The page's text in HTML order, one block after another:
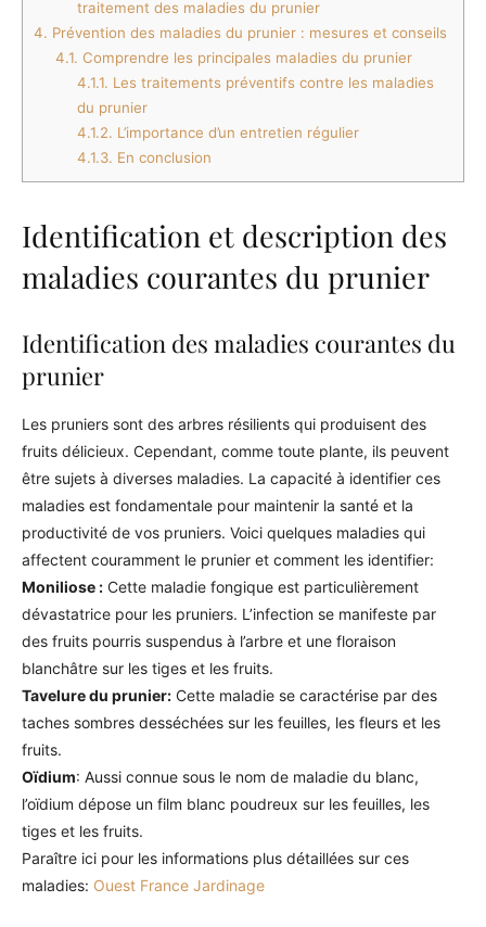
traitement des maladies du prunier
4. Prévention des maladies du prunier : mesures et conseils
4.1. Comprendre les principales maladies du prunier
4.1.1. Les traitements préventifs contre les maladies
du prunier
4.1.2. L’importance d’un entretien régulier
4.1.3. En conclusion
Identification et description des
maladies courantes du prunier
Identification des maladies courantes du
prunier
Les pruniers sont des arbres résilients qui produisent des
fruits délicieux. Cependant, comme toute plante, ils peuvent
être sujets à diverses maladies. La capacité à identifier ces
maladies est fondamentale pour maintenir la santé et la
productivité de vos pruniers. Voici quelques maladies qui
affectent couramment le prunier et comment les identifier:
Moniliose : Cette maladie fongique est particulièrement
dévastatrice pour les pruniers. L’infection se manifeste par
des fruits pourris suspendus à l’arbre et une floraison
blanchâtre sur les tiges et les fruits.
Tavelure du prunier: Cette maladie se caractérise par des
taches sombres desséchées sur les feuilles, les fleurs et les
fruits.
Oïdium: Aussi connue sous le nom de maladie du blanc,
l’oïdium dépose un film blanc poudreux sur les feuilles, les
tiges et les fruits.
Paraître ici pour les informations plus détaillées sur ces
maladies: Ouest France Jardinage